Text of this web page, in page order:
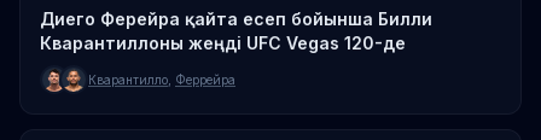
Диего Ферейра қайта есеп бойынша Билли
Кварантиллоны жеңді UFC Vegas 120-де
Кварантилло Феррейра